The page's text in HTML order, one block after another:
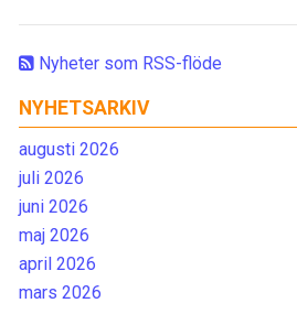
Nyheter som RSS-flöde
NYHETSARKIV
augusti 2026
juli 2026
juni 2026
maj 2026
april 2026
mars 2026